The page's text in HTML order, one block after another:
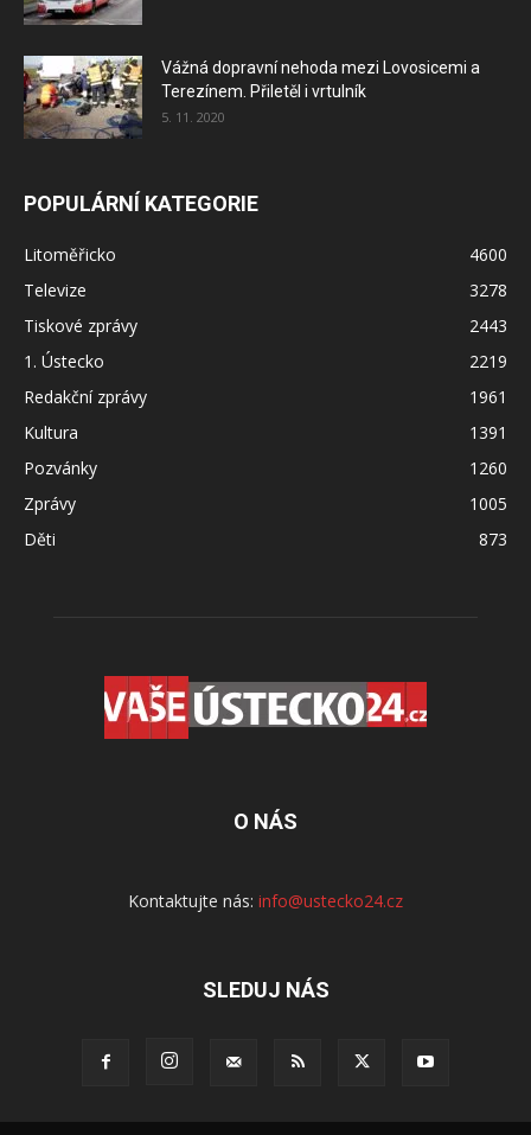
Vážná dopravní nehoda mezi Lovosicemi a
Terezínem. Přiletěl i vrtulník
5. 11. 2020
POPULÁRNÍ KATEGORIE
Litoměřicko
4600
Televize
3278
Tiskové zprávy
2443
1. Ústecko
2219
Redakční zprávy
1961
Kultura
1391
Pozvánky
1260
Zprávy
1005
Děti
873
O NÁS
Kontaktujte nás: info@ustecko24.cz
SLEDUJ NÁS